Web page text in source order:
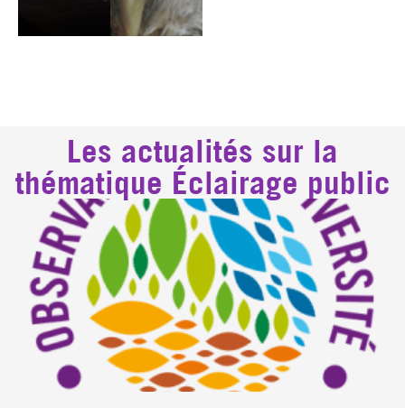
Les actualités sur la
thématique Éclairage public